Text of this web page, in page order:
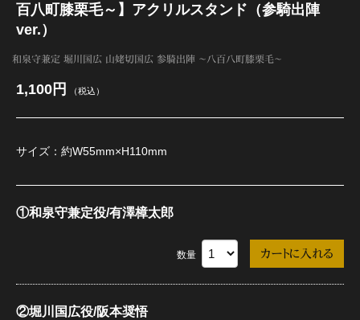
百八町膝栗毛～】アクリルスタンド（参騎出陣
ver.）
和泉守兼定 堀川国広 山姥切国広 参騎出陣 ～八百八町膝栗毛～
1,100円 （税込）
サイズ：約W55mm×H110mm
①和泉守兼定役/有澤樟太郎
数量
②堀川国広役/阪本奨悟